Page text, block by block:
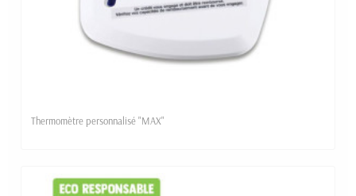
Thermomètre personnalisé "MAX"